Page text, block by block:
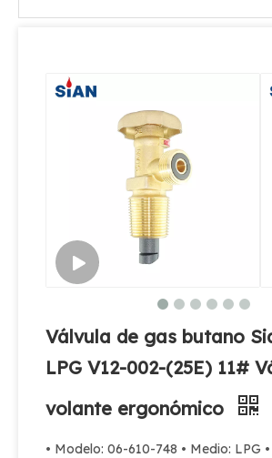
Válvula de gas butano
LPG V12-002-(25E) 11#
volante ergonómico
• Modelo: 06-610-748 • Medio: LPG